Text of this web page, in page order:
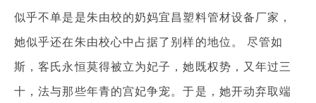
似乎不单是是朱由校的奶妈宜昌塑料管材设备厂家，
她似乎还在朱由校心中占据了别样的地位。 尽管如
斯，客氏永恒莫得被立为妃子，她既权势，又年过三
十，法与那些年青的宫妃争宠。于是，她开动弃取端